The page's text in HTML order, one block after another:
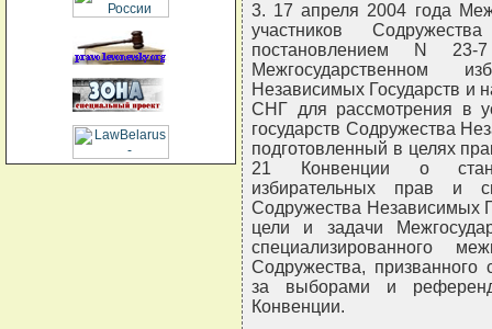
3. 17 апреля 2004 года
участников
постановлением N
Межгосударственном
Независимых Государств и
СНГ для рассмотрения в
государств Содружества
подготовленный в целях
21 Конвенции о
избирательных прав и
Содружества Независимых
цели и задачи
специализированного
Содружества, призванного
за выборами и
Конвенции.